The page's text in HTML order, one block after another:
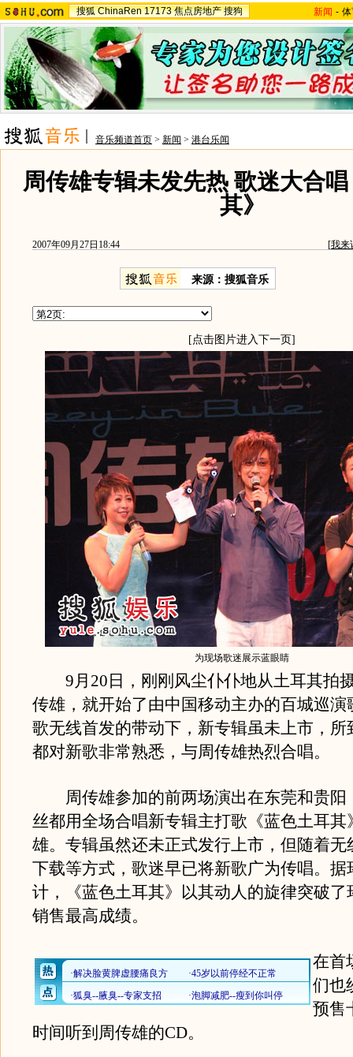
搜狐 ChinaRen 17173 焦点房地产 搜狗 新闻 -
音乐频道首页 > 新闻 > 港台乐闻
周传雄专辑未发先热 歌迷大合
其》
2007年09月27日18:44 [我来
来源：搜狐音乐
[点击图片进入下一页]
为现场歌迷展示蓝眼睛
9月20日，刚刚风尘仆仆地从土耳其拍
传雄，就开始了由中国移动主办的百城巡演
歌无线首发的带动下，新专辑虽未上市，所
都对新歌非常熟悉，与周传雄热烈合唱。
周传雄参加的前两场演出在东莞和贵阳
丝都用全场合唱新专辑主打歌《蓝色土耳其
雄。专辑虽然还未正式发行上市，但随着无
下载等方式，歌迷早已将新歌广为传唱。据
计，《蓝色土耳其》以其动人的旋律突破了
销售最高成绩。
在首
们也
预售
时间听到周传雄的CD。